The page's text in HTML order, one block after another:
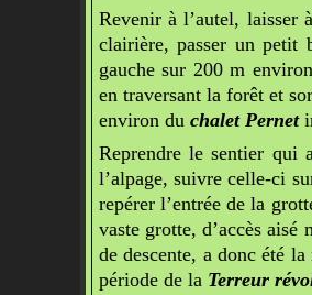
Revenir à l’autel, laisser
clairière, passer un petit
gauche sur 200 m
en traversant la forêt et
environ du chalet Pernet
Reprendre le sentier qui
l’alpage, suivre celle-ci
repérer l’entrée de la
vaste grotte, d’accès
de descente, a donc été
période de la Terreur